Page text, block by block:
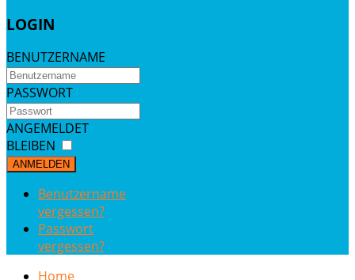
LOGIN
BENUTZERNAME
PASSWORT
ANGEMELDET
BLEIBEN
ANMELDEN
Benutzername
vergessen?
Passwort
vergessen?
Home